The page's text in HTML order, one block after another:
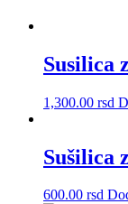
Susilica
1,300.00 rsd
Sušilica
600.00 rsd